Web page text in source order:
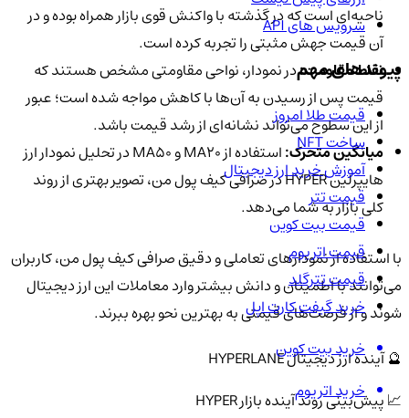
ناحیه‌ای است که در گذشته با واکنش قوی بازار همراه بوده و در
آن قیمت جهش مثبتی را تجربه کرده است.
نقاط مقاومت:در نمودار، نواحی مقاومتی مشخص هستند که
قیمت پس از رسیدن به آن‌ها با کاهش مواجه شده است؛ عبور
از این سطوح می‌تواند نشانه‌ای از رشد قیمت باشد.
میانگین متحرک:
استفاده از MA20 و MA50 در تحلیل نمودار ارز
هایپرلین HYPER در صرافی کیف پول من، تصویر بهتری از روند
کلی بازار به شما می‌دهد.
با استفاده از نمودارهای تعاملی و دقیق صرافی کیف پول من، کاربران
می‌توانند با اطمینان و دانش بیشتر وارد معاملات این ارز دیجیتال
شوند و از فرصت‌های قیمتی به بهترین نحو بهره ببرند.
🔮 آینده ارز دیجیتال HYPERLANE
📈 پیش‌بینی روند آینده بازار HYPER
سرویس های API
پیوندهای مهم
قیمت طلا امروز
ساخت NFT
آموزش خرید ارز دیجیتال
قیمت تتر
قیمت بیت کوین
قیمت اتریوم
قیمت تترگلد
خرید گیفت کارت اپل
خرید بیت کوین
خرید اتریوم